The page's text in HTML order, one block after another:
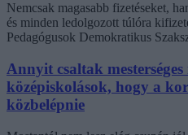
Nemcsak magasabb fizetéseket,
és minden ledolgozott túlóra
Pedagógusok Demokratikus
Annyit csaltak
középiskolások, hogy a
közbelépnie